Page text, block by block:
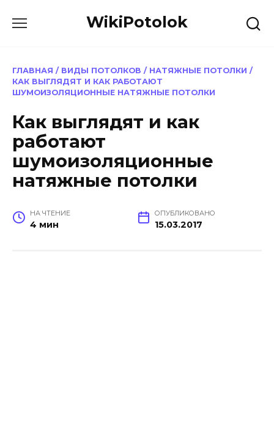
WikiPotolok
ГЛАВНАЯ / ВИДЫ ПОТОЛКОВ / НАТЯЖНЫЕ ПОТОЛКИ /
КАК ВЫГЛЯДЯТ И КАК РАБОТАЮТ
ШУМОИЗОЛЯЦИОННЫЕ НАТЯЖНЫЕ ПОТОЛКИ
Как выглядят и как
работают
шумоизоляционные
натяжные потолки
НА ЧТЕНИЕ
4 мин
ОПУБЛИКОВАНО
15.03.2017